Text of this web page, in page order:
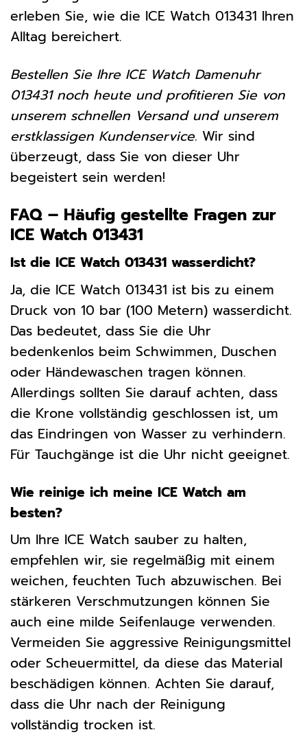
erleben Sie, wie die ICE Watch 013431 Ihren
Alltag bereichert.
Bestellen Sie Ihre ICE Watch Damenuhr
013431 noch heute und profitieren Sie von
unserem schnellen Versand und unserem
erstklassigen Kundenservice. Wir sind
überzeugt, dass Sie von dieser Uhr
begeistert sein werden!
FAQ – Häufig gestellte Fragen zur
ICE Watch 013431
Ist die ICE Watch 013431 wasserdicht?
Ja, die ICE Watch 013431 ist bis zu einem
Druck von 10 bar (100 Metern) wasserdicht.
Das bedeutet, dass Sie die Uhr
bedenkenlos beim Schwimmen, Duschen
oder Händewaschen tragen können.
Allerdings sollten Sie darauf achten, dass
die Krone vollständig geschlossen ist, um
das Eindringen von Wasser zu verhindern.
Für Tauchgänge ist die Uhr nicht geeignet.
Wie reinige ich meine ICE Watch am
besten?
Um Ihre ICE Watch sauber zu halten,
empfehlen wir, sie regelmäßig mit einem
weichen, feuchten Tuch abzuwischen. Bei
stärkeren Verschmutzungen können Sie
auch eine milde Seifenlauge verwenden.
Vermeiden Sie aggressive Reinigungsmittel
oder Scheuermittel, da diese das Material
beschädigen können. Achten Sie darauf,
dass die Uhr nach der Reinigung
vollständig trocken ist.